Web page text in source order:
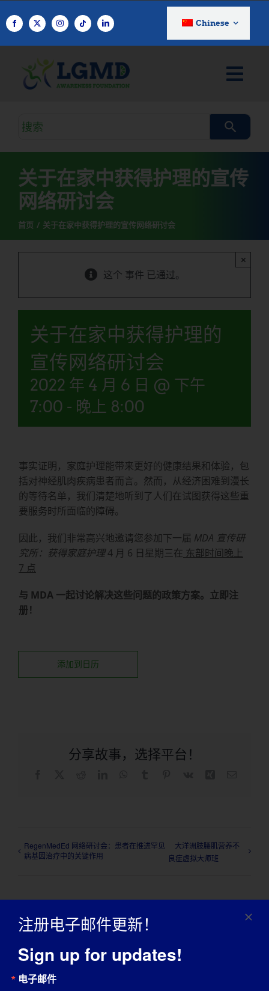
至
Chinese
搜
查
询
关于在家中获得护理的宣传
网络研讨会
首页 关于在家中获得护理的宣传网络研讨会
这个 事件 已通过。
×
关于在家中获得护理的
宣传网络研讨会
2022 年 4 月 6 日 @ 下午
7:00 - 晚上 8:00
事实证明，家庭护理能带来更好的健康结果和体验，包
括对神经肌肉疾病患者而言。然而，从经济困难到漫长
的等待名单，我们清楚地听到了人们在试图获得这些重
要服务时所面临的障碍。
因此，我们非常高兴地邀请您参加下一届 MDA 宣传研
究所：获得家庭护理4 月 6 日星期三在 东部时间晚上
7 点
与 MDA 一起讨论解决这些问题的政策方案。立即注
册！
添加到日历
分享故事，选择平台！
RegenMedEd 网络研讨会：患者在推进罕见
病基因治疗中的关键作用
大洋洲肢腰肌营养不
良症虚拟大师班
日期
2022 年 4 月 6 日
注册电子邮件更新！
Sign up for updates!
电子邮件